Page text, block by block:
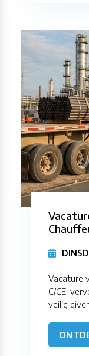
Vacature
C/CE:
veilig